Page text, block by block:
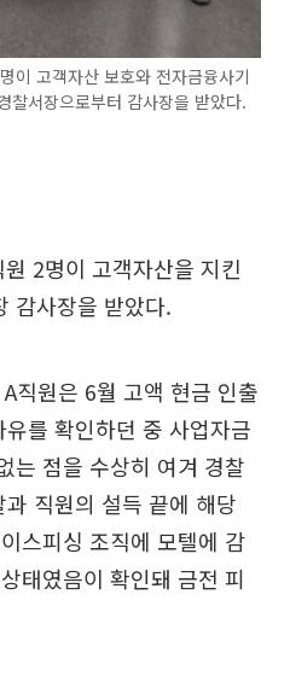
이 고객자산 보호와 전자금융사기
찰서장으로부터 감사장을 받았다.
2명이 고객자산을 지킨
감사장을 받았다.
직원은 6월 고액 현금 인출
를 확인하던 중 사업자금
는 점을 수상히 여겨 경찰
직원의 설득 끝에 해당
스피싱 조직에 모텔에 감
태였음이 확인돼 금전 피